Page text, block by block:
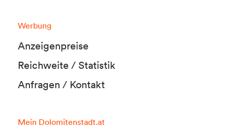
Werbung
Anzeigenpreise
Reichweite / Statistik
Anfragen / Kontakt
Mein Dolomitenstadt.at